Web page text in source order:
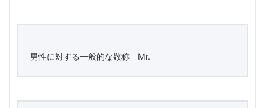
男性に対する一般的な敬称 Mr.